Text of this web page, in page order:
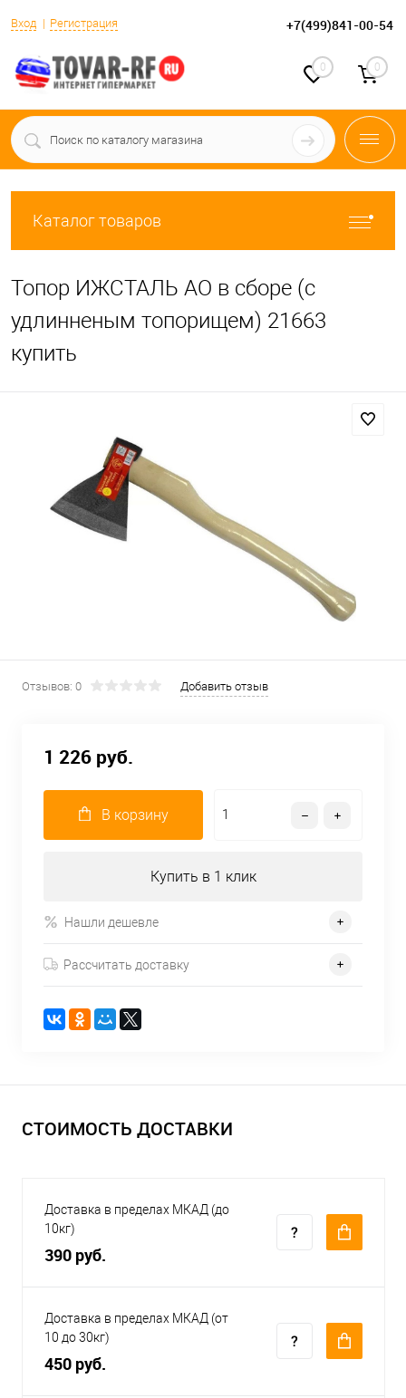
Вход Регистрация +7(499)841-00-54
0 0
Каталог товаров
Топор ИЖСТАЛЬ АО в сборе (с
удлинненым топорищем) 21663
купить
Отзывов: 0 Добавить отзыв
1 226 руб.
В корзину
Купить в 1 клик
Нашли дешевле
Рассчитать доставку
СТОИМОСТЬ ДОСТАВКИ
Доставка в пределах МКАД (до
10кг)
390 руб.
Доставка в пределах МКАД (от
10 до 30кг)
450 руб.